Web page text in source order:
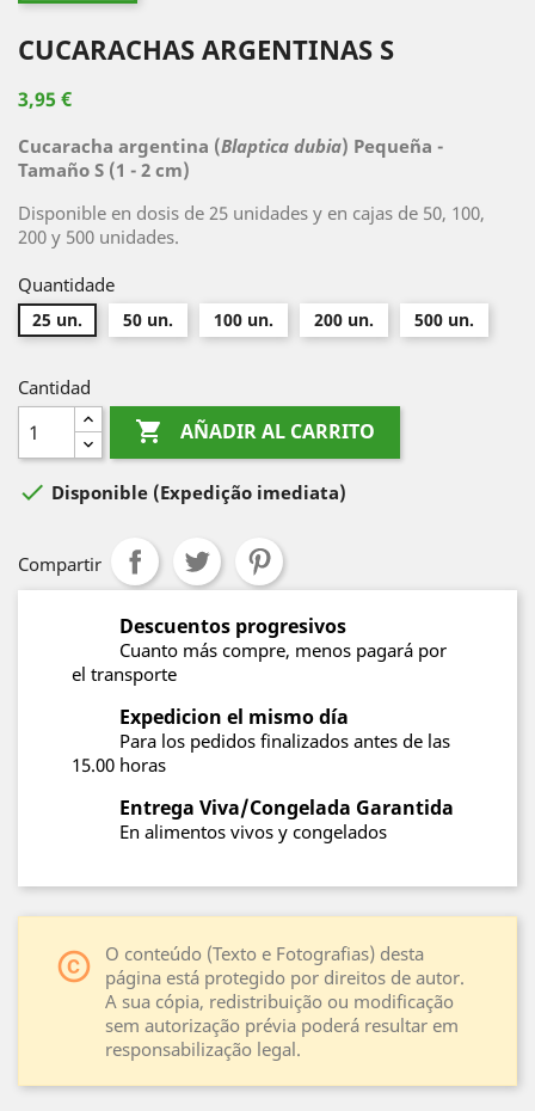
CUCARACHAS ARGENTINAS S
3,95 €
Cucaracha argentina (Blaptica dubia) Pequeña -
Tamaño S (1 - 2 cm)
Disponible en dosis de 25 unidades y en cajas de 50, 100,
200 y 500 unidades.
Quantidade
25 un. 50 un. 100 un. 200 un. 500 un.
Cantidad
 AÑADIR AL CARRITO
 Disponible (Expedição imediata)
Compartir
Descuentos progresivos
Cuanto más compre, menos pagará por
el transporte
Expedicion el mismo día
Para los pedidos finalizados antes de las
15.00 horas
Entrega Viva/Congelada Garantida
En alimentos vivos y congelados
copyright
O conteúdo (Texto e Fotografias) desta
página está protegido por direitos de autor.
A sua cópia, redistribuição ou modificação
sem autorização prévia poderá resultar em
responsabilização legal.